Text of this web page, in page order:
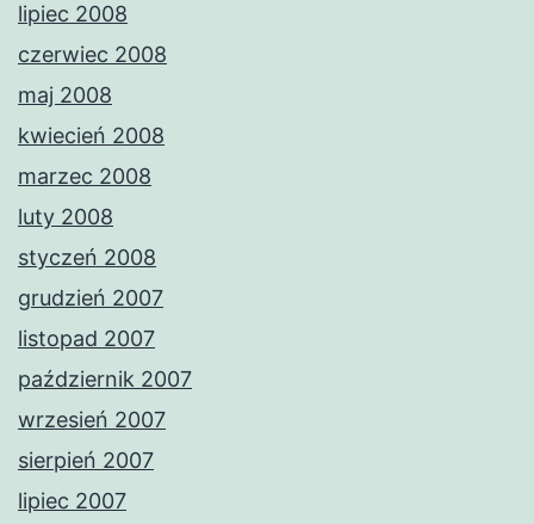
lipiec 2008
czerwiec 2008
maj 2008
kwiecień 2008
marzec 2008
luty 2008
styczeń 2008
grudzień 2007
listopad 2007
październik 2007
wrzesień 2007
sierpień 2007
lipiec 2007